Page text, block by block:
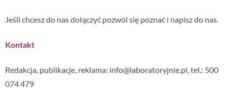
Jeśli chcesz do nas dołączyć pozwól się poznać i napisz do nas.
Kontakt
Redakcja, publikacje, reklama: info@laboratoryjnie.pl, tel.: 500
074 479